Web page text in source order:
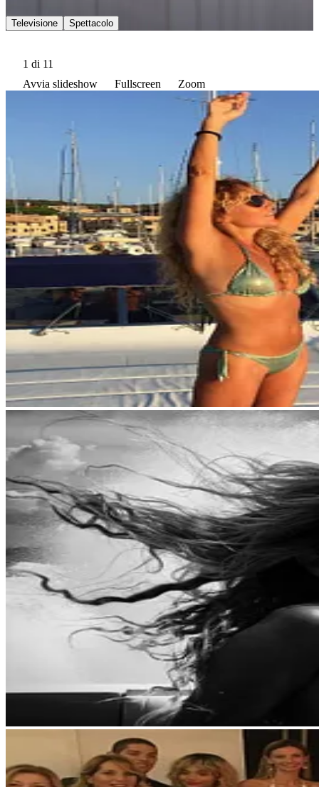
Televisione Spettacolo
1 di 11
Avvia slideshow
Fullscreen Zoom